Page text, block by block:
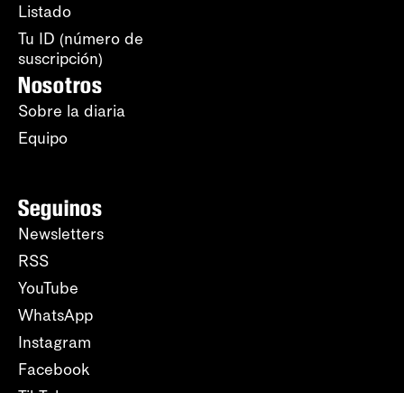
Listado
Tu ID (número de
suscripción)
Nosotros
Sobre la diaria
Equipo
Seguinos
Newsletters
RSS
YouTube
WhatsApp
Instagram
Facebook